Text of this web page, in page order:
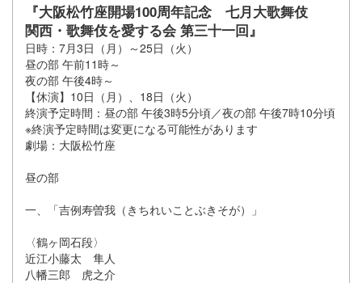
『大阪松竹座開場100周年記念 七月大歌舞伎
関西・歌舞伎を愛する会 第三十一回』
日時：7月3日（月）～25日（火）
昼の部 午前11時～
夜の部 午後4時～
【休演】10日（月）、18日（火）
終演予定時間：昼の部 午後3時5分頃／夜の部 午後7時10分頃
※終演予定時間は変更になる可能性があります
劇場：大阪松竹座
昼の部
一、「吉例寿曽我（きちれいことぶきそが）」
〈鶴ヶ岡石段〉
近江小藤太 隼人
八幡三郎 虎之介